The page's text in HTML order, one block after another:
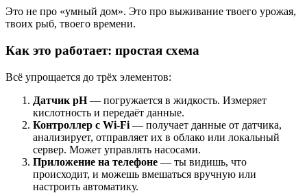
Это не про «умный дом». Это про выживание твоего урожая,
твоих рыб, твоего времени.
Как это работает: простая схема
Всё упрощается до трёх элементов:
Датчик pH— погружается в жидкость. Измеряет
кислотность и передаёт данные.
Контроллер с Wi-Fi — получает данные от датчика,
анализирует, отправляет их в облако или локальный
сервер. Может управлять насосами.
Приложение на телефоне — ты видишь, что
происходит, и можешь вмешаться вручную или
настроить автоматику.